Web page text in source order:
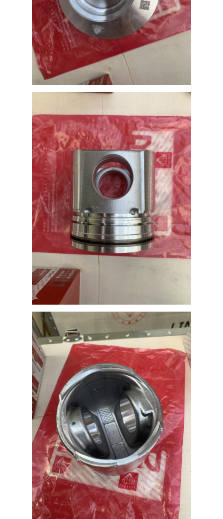
Fil d'acier à faible teneur en carbone
Produits
Le spectacle VR
à propos de nous
Conditions de paiement
Contactez-nous
Nouvelles
Les affaires
Causez Maintenant
Pièces de moteur KOMATSU
pièces de moteur de chenille
Pièces de moteur CUMMINS
Parties de moteur MITSUBISHI
Pièces de moteur John Deere
Parties de moteur DOOSAN
Parties du moteur EC VOLVO
Isuzu Engine Parts
Pièces de moteur Hino
YANMAR Pièces de moteur
pièces de moteur de weichai
Pièces de moteur Perkins